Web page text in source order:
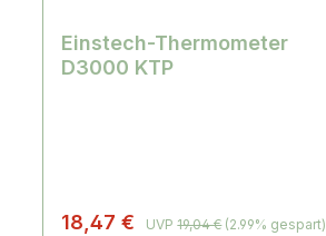
Einstech-Thermometer
D3000 KTP
18,47 € UVP19,04 € (2.99% gespart)